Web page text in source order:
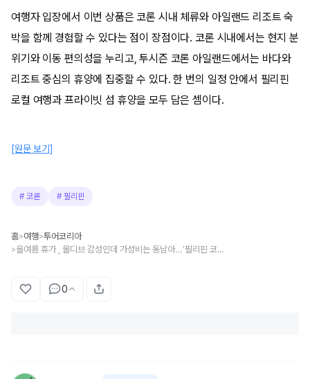
여행자 입장에서 이번 상품은 코론 시내 체류와 아일랜드 리조트 숙
박을 함께 경험할 수 있다는 점이 장점이다. 코론 시내에서는 현지 분
위기와 이동 편의성을 누리고, 투시즌 코론 아일랜드에서는 바다와
리조트 중심의 휴양에 집중할 수 있다. 한 번의 일정 안에서 필리핀
로컬 여행과 프라이빗 섬 휴양을 모두 담은 셈이다.
[원문 보기]
# 코론 # 필리핀
홈>여행>투어코리아
> 올여름 휴가 , 몰디브 감성인데 가성비는 동남아…‘필리핀 코론’ 어때?
0